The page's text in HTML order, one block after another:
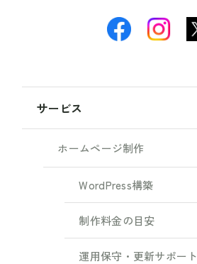
サービス
ホームページ制作
WordPress構築
制作料金の目安
運用保守・更新サポート